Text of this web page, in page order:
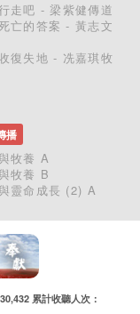
走吧 - 梁紫健傳道
亡的答案 - 黃志文
復失地 - 冼嘉琪牧
播
牧養 A
牧養 B
靈命成長 (2) A
累計收聽人次：